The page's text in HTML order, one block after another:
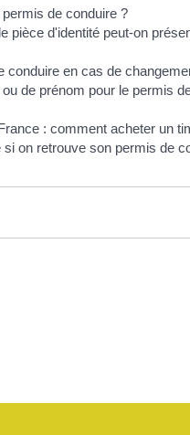
de conduire ?
pièce d'identité peut-on
conduire en cas de
de prénom pour le permis
: comment acheter un
on retrouve son permis de